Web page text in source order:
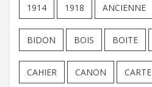
1914 1918 ANCIENNE
BIDON BOIS BOITE
CAHIER CANON CARTE